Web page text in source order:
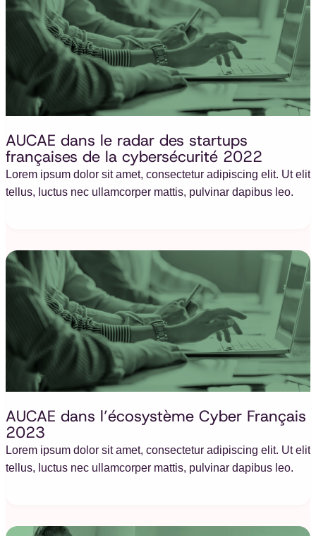
AUCAE dans le radar des startups
françaises de la cybersécurité 2022
Lorem ipsum dolor sit amet, consectetur adipiscing elit. Ut elit
tellus, luctus nec ullamcorper mattis, pulvinar dapibus leo.
AUCAE dans l’écosystème Cyber Français
2023
Lorem ipsum dolor sit amet, consectetur adipiscing elit. Ut elit
tellus, luctus nec ullamcorper mattis, pulvinar dapibus leo.